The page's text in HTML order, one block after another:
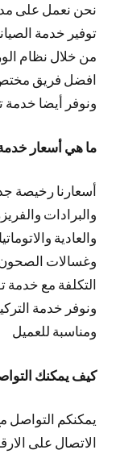
نحن نعمل على
من خلال نظام
افضل فريق مختص
ونوفر أيضا خدمة
ما هي أسعار
أسعارنا رخيصة
والبرادات
والعادية
وغسالات
التكلفة مع خدمة
ونوفر خدمة
ومناسبة للعميل
كيف يمكنك
يمكنكم التواصل
الاتصال على